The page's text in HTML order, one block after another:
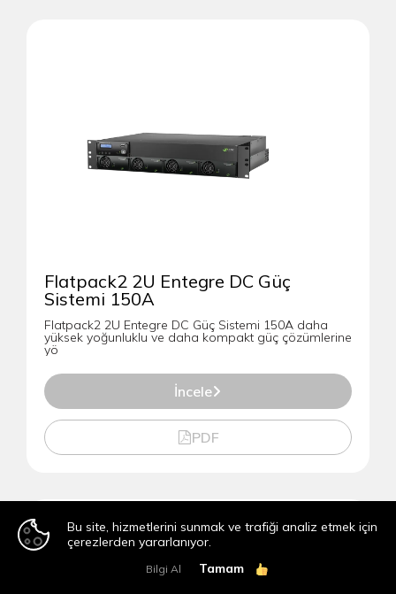
Flatpack2 2U Entegre DC Güç
Sistemi 150A
Flatpack2 2U Entegre DC Güç Sistemi 150A daha
yüksek yoğunluklu ve daha kompakt güç çözümlerine
yö
İncele
PDF
Bu site, hizmetlerini sunmak ve trafiği analiz etmek için
çerezlerden yararlanıyor.
Bilgi Al Tamam